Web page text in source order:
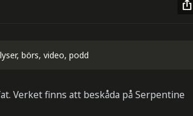
börs, video, podd
Verket finns att beskåda på Serpentine